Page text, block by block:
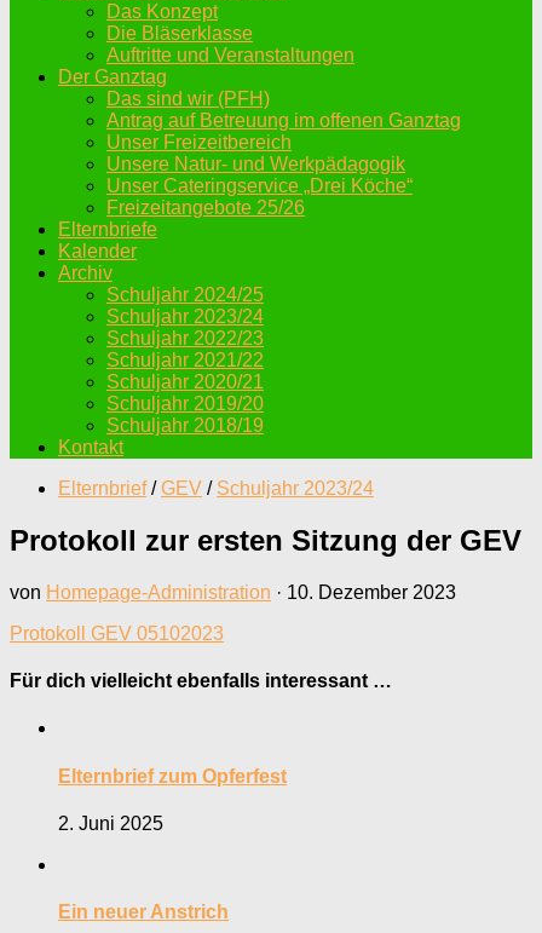
Das Konzept
Die Bläserklasse
Auftritte und Veranstaltungen
Der Ganztag
Das sind wir (PFH)
Antrag auf Betreuung im offenen Ganztag
Unser Freizeitbereich
Unsere Natur- und Werkpädagogik
Unser Cateringservice „Drei Köche“
Freizeitangebote 25/26
Elternbriefe
Kalender
Archiv
Schuljahr 2024/25
Schuljahr 2023/24
Schuljahr 2022/23
Schuljahr 2021/22
Schuljahr 2020/21
Schuljahr 2019/20
Schuljahr 2018/19
Kontakt
Elternbrief / GEV / Schuljahr 2023/24
Protokoll zur ersten Sitzung der GEV
von Homepage-Administration · 10. Dezember 2023
Protokoll GEV 05102023
Für dich vielleicht ebenfalls interessant …
Elternbrief zum Opferfest
2. Juni 2025
Ein neuer Anstrich